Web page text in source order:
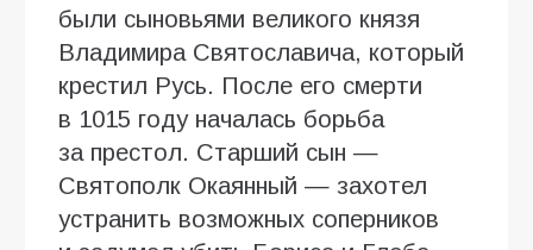
были сыновьями великого князя
Владимира Святославича, который
крестил Русь. После его смерти
в 1015 году началась борьба
за престол. Старший сын —
Святополк Окаянный — захотел
устранить возможных соперников